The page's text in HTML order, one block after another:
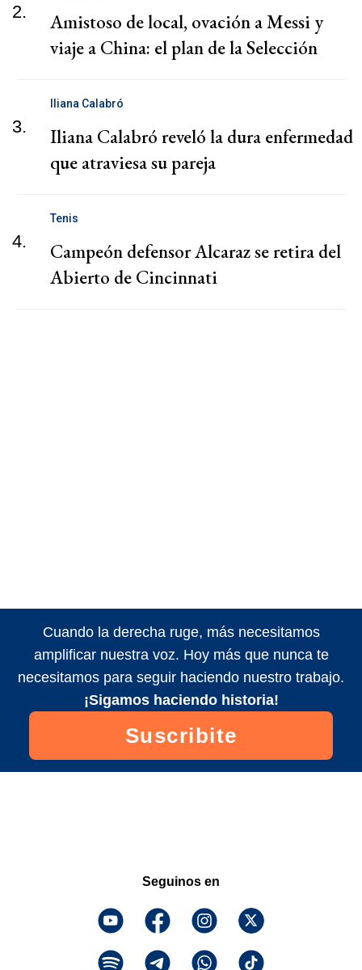
2.
Amistoso de local, ovación a Messi y
viaje a China: el plan de la Selección
3.
Iliana Calabró
Iliana Calabró reveló la dura enfermedad
que atraviesa su pareja
4.
Tenis
Campeón defensor Alcaraz se retira del
Abierto de Cincinnati
Cuando la derecha ruge, más necesitamos
amplificar nuestra voz. Hoy más que nunca te
necesitamos para seguir haciendo nuestro trabajo.
¡Sigamos haciendo historia!
Suscribite
Seguinos en